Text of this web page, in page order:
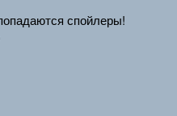
спойлеры!